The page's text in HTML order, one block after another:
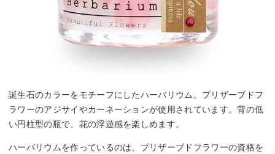
誕生石のカラーをモチーフにしたハーバリウム。プリザーブドフ
ラワーのアジサイやカーネーションが使用されています。背の低
い円柱型の瓶で、花の浮遊感を楽しめます。
ハーバリウムを作っているのは、プリザーブドフラワーの資格を